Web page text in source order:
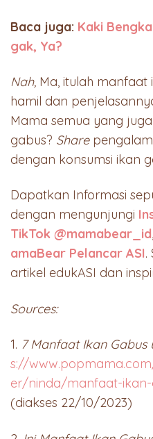
Baca juga: Kaki
gak, Ya?
Nah, Ma, itulah manfaat
hamil dan
Mama semua yang
gabus? Share
dengan konsumsi ikan
Dapatkan Informasi
dengan mengunjungi
TikTok @mamabear_id
amaBear Pelancar ASI.
artikel edukASI dan
Sources:
1. 7 Manfaat Ikan Gabus
s://
er/ninda/manfaat-
(diakses 22/10/2023)